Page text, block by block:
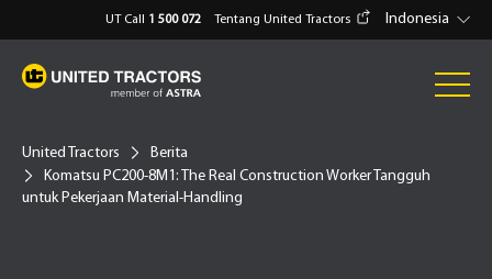
UT Call 1 500 072 Tentang United Tractors Indonesia
United Tractors
Berita
Komatsu PC200-8M1: The Real Construction Worker Tangguh
untuk Pekerjaan Material-Handling